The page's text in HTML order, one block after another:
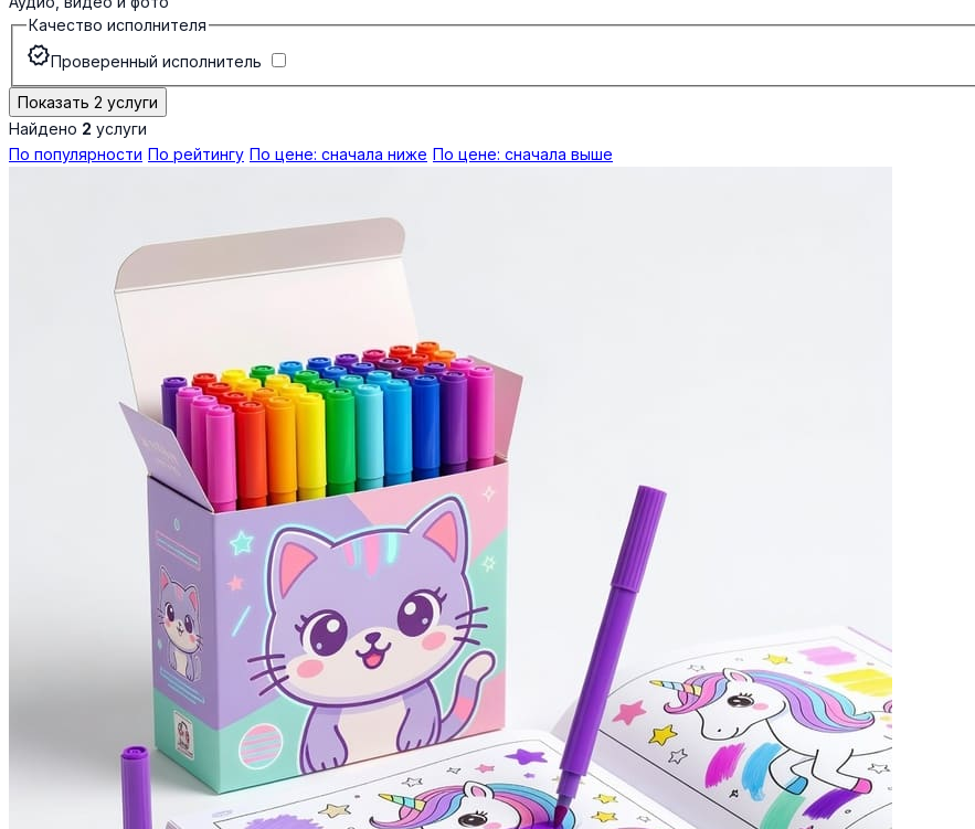
Качество исполнителя
verifiedПроверенный исполнитель
Показать 2 услуги
Найдено 2 услуги
По популярности По рейтингу По цене: сначала ниже По цене: сначала выше